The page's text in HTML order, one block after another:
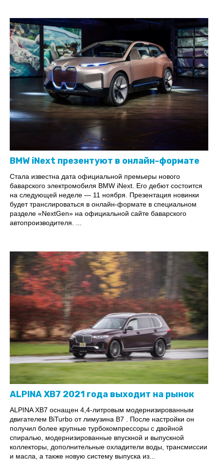
BMW iNext презентуют в онлайн-формате
Стала известна дата официальной премьеры нового
баварского электромобиля BMW iNext. Его дебют состоится
на следующей неделе — 11 ноября. Презентация новинки
будет транслироваться в онлайн-формате в специальном
разделе «NextGen» на официальной сайте баварского
автопроизводителя. ...
ALPINA XB7 2021 года выходит на рынок
ALPINA XB7 оснащен 4,4-литровым модернизированным
двигателем BiTurbo от лимузина B7 . После настройки он
получил более крупные турбокомпрессоры с двойной
спиралью, модернизированные впускной и выпускной
коллекторы, дополнительные охладители воды, трансмиссии
и масла, а также новую систему выпуска из...